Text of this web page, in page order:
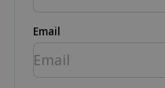
Email